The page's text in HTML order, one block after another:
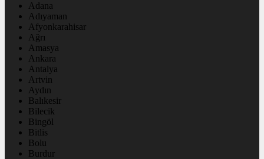
Adana
Adıyaman
Afyonkarahisar
Ağrı
Amasya
Ankara
Antalya
Artvin
Aydın
Balıkesir
Bilecik
Bingöl
Bitlis
Bolu
Burdur